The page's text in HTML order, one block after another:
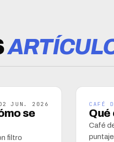
JUN. 2026
se
filtro
CAFÉ
Qué
Café